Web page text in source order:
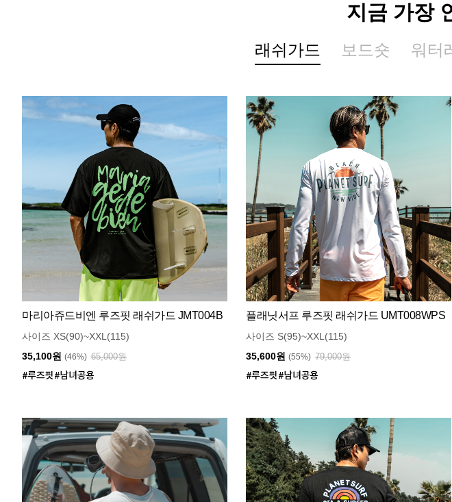
지금 가장
래쉬가드 보드숏 워터
마리아쥬드비엔 루즈핏 래쉬가드 JMT004B
사이즈 XS(90)~XXL(115)
35,100원 (46%) 65,000원
플래닛서프 루즈핏 래쉬가드 UMT008WPS
사이즈 S(95)~XXL(115)
35,600원 (55%) 79,000원